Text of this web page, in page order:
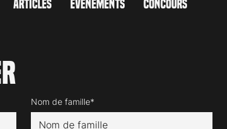
ARTICLES ÉVÉNEMENTS CONCOURS
Nom de famille*